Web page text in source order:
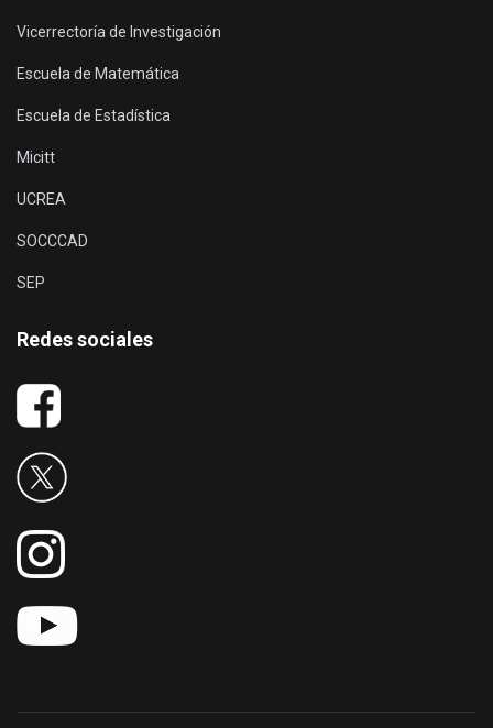
Vicerrectoría de Investigación
Escuela de Matemática
Escuela de Estadística
Micitt
UCREA
SOCCCAD
SEP
Redes sociales